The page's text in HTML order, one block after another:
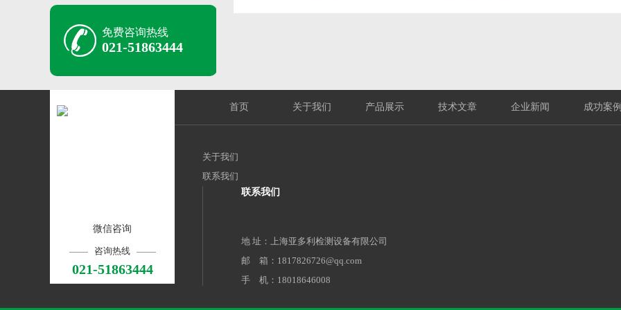
免费咨询热线
021-51863444
微信咨询
咨询热线
021-51863444
首页 关于我们 产品展示 技术文章 企业新闻 成功案例
关于我们
联系我们
联系我们
地 址：上海亚多利检测设备有限公司
邮 箱：1817826726@qq.com‬
手 机：18018646008